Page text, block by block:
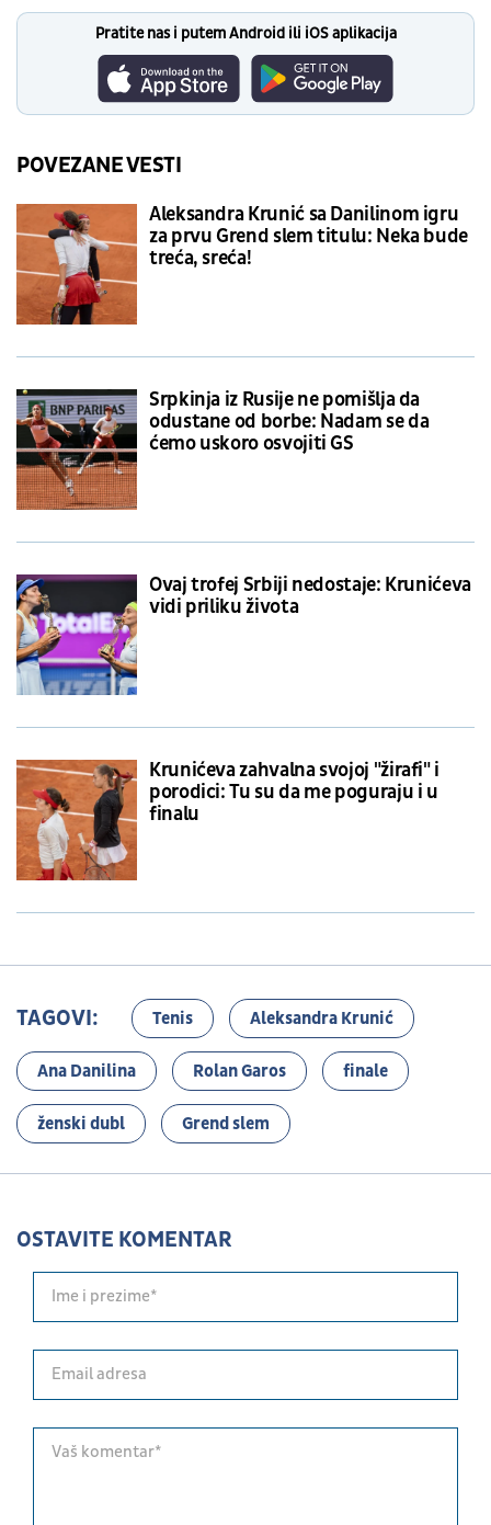
Pratite nas i putem Android ili iOS aplikacija
POVEZANE VESTI
Aleksandra Krunić sa Danilinom igru
za prvu Grend slem titulu: Neka bude
treća, sreća!
Srpkinja iz Rusije ne pomišlja da
odustane od borbe: Nadam se da
ćemo uskoro osvojiti GS
Ovaj trofej Srbiji nedostaje: Krunićeva
vidi priliku života
Krunićeva zahvalna svojoj "žirafi" i
porodici: Tu su da me poguraju i u
finalu
TAGOVI: Tenis Aleksandra Krunić
Ana Danilina Rolan Garos finale
ženski dubl Grend slem
OSTAVITE KOMENTAR